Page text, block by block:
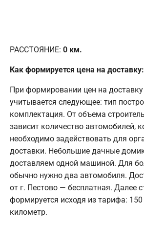
РАССТОЯНИЕ: 0 км.
Как формируется цена на доставку:
При формировании цен на
учитывается следующее: тип
комплектация. От объема
зависит количество автомобилей,
необходимо задействовать для
доставки. Небольшие дачные
доставляем одной машиной. Для
обычно нужно два автомобиля.
от г. Пестово — бесплатная. Далее
формируется исходя из тарифа: 150
километр.